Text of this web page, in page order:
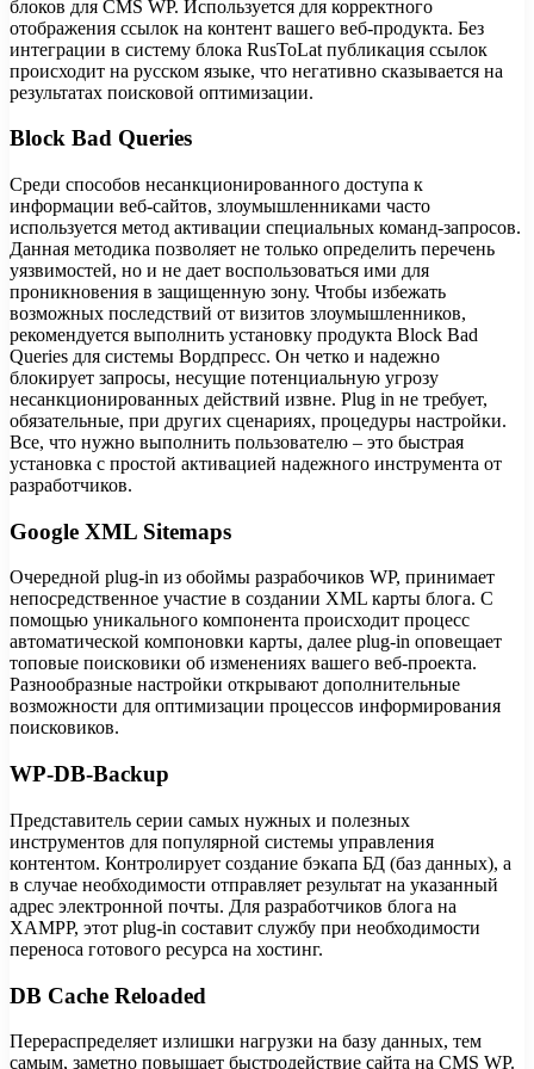
блоков для CMS WP. Используется для корректного
отображения ссылок на контент вашего веб-продукта. Без
интеграции в систему блока RusToLat публикация ссылок
происходит на русском языке, что негативно сказывается на
результатах поисковой оптимизации.
Block Bad Queries
Среди способов несанкционированного доступа к
информации веб-сайтов, злоумышленниками часто
используется метод активации специальных команд-запросов.
Данная методика позволяет не только определить перечень
уязвимостей, но и не дает воспользоваться ими для
проникновения в защищенную зону. Чтобы избежать
возможных последствий от визитов злоумышленников,
рекомендуется выполнить установку продукта Block Bad
Queries для системы Вордпресс. Он четко и надежно
блокирует запросы, несущие потенциальную угрозу
несанкционированных действий извне. Plug in не требует,
обязательные, при других сценариях, процедуры настройки.
Все, что нужно выполнить пользователю – это быстрая
установка с простой активацией надежного инструмента от
разработчиков.
Google XML Sitemaps
Очередной plug-in из обоймы разрабочиков WP, принимает
непосредственное участие в создании XML карты блога. С
помощью уникального компонента происходит процесс
автоматической компоновки карты, далее plug-in оповещает
топовые поисковики об изменениях вашего веб-проекта.
Разнообразные настройки открывают дополнительные
возможности для оптимизации процессов информирования
поисковиков.
WP-DB-Backup
Представитель серии самых нужных и полезных
инструментов для популярной системы управления
контентом. Контролирует создание бэкапа БД (баз данных), а
в случае необходимости отправляет результат на указанный
адрес электронной почты. Для разработчиков блога на
XAMPP, этот plug-in составит службу при необходимости
переноса готового ресурса на хостинг.
DB Cache Reloaded
Перераспределяет излишки нагрузки на базу данных, тем
самым, заметно повышает быстродействие сайта на CMS WP.